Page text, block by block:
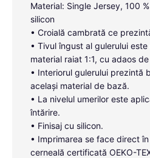
Material: Single Jersey, 100
silicon
• Croială cambrată ce
• Tivul îngust al gulerului
material raiat 1:1, cu adaos
• Interiorul gulerului prezintă
același material de bază.
• La nivelul umerilor este
întărire.
• Finisaj cu silicon.
• Imprimarea se face direct
cerneală certificată OEKO-